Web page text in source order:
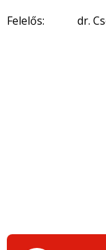
Felelős: dr.